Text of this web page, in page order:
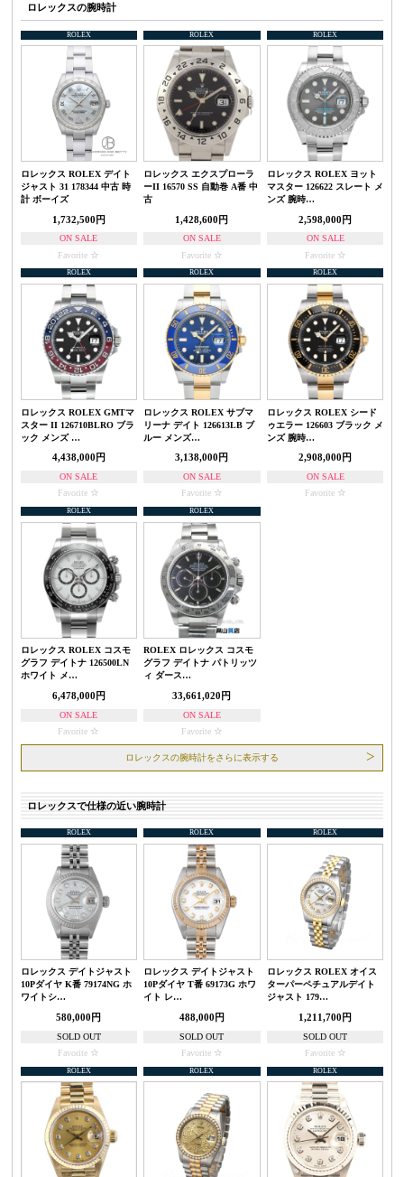
ロレックスの腕時計
ROLEX
ロレックス ROLEX デイト
ジャスト 31 178344 中古 時
計 ボーイズ
1,732,500円
ON SALE
Favorite
ROLEX
ロレックス エクスプローラ
ーII 16570 SS 自動巻 A番 中
古
1,428,600円
ON SALE
Favorite
ROLEX
ロレックス ROLEX ヨット
マスター 126622 スレート メ
ンズ 腕時…
2,598,000円
ON SALE
Favorite
ROLEX
ロレックス ROLEX GMTマ
スター II 126710BLRO ブラ
ック メンズ …
4,438,000円
ON SALE
Favorite
ROLEX
ロレックス ROLEX サブマ
リーナ デイト 126613LB ブ
ルー メンズ…
3,138,000円
ON SALE
Favorite
ROLEX
ロレックス ROLEX シード
ゥエラー 126603 ブラック メ
ンズ 腕時…
2,908,000円
ON SALE
Favorite
ROLEX
ロレックス ROLEX コスモ
グラフ デイトナ 126500LN
ホワイト メ…
6,478,000円
ON SALE
Favorite
ROLEX
ROLEX ロレックス コスモ
グラフ デイトナ パトリッツ
ィ ダース…
33,661,020円
ON SALE
Favorite
ロレックスの腕時計をさらに表示する
ロレックスで仕様の近い腕時計
ROLEX
ロレックス デイトジャスト
10Pダイヤ K番 79174NG ホ
ワイトシ…
580,000円
SOLD OUT
Favorite
ROLEX
ロレックス デイトジャスト
10Pダイヤ T番 69173G ホワ
イト レ…
488,000円
SOLD OUT
Favorite
ROLEX
ロレックス ROLEX オイス
ターパーペチュアルデイト
ジャスト 179…
1,211,700円
SOLD OUT
Favorite
ROLEX ROLEX ROLEX